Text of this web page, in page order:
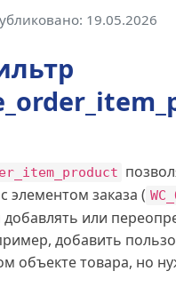
19.05.2026
элементом заказа (
или
добавить
объекте товара, но